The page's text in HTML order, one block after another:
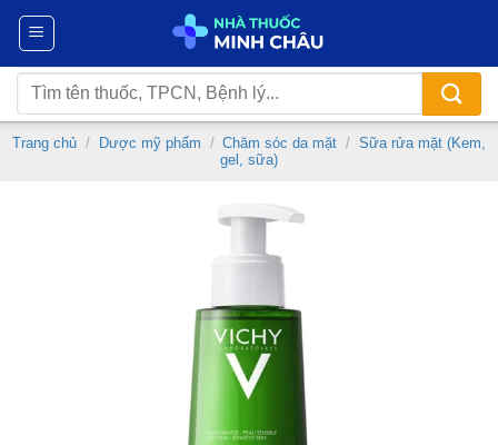
Chuyển
nội
dung
Tìm
kiếm:
Trang chủ / Dược mỹ phẩm / Chăm sóc da mặt / Sữa rửa mặt (Kem,
gel, sữa)